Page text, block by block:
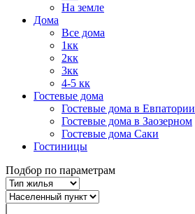
На земле
Дома
Все дома
1кк
2кк
3кк
4-5 кк
Гостевые дома
Гостевые дома в Евпатории
Гостевые дома в Заозерном
Гостевые дома Саки
Гостиницы
Подбор по параметрам